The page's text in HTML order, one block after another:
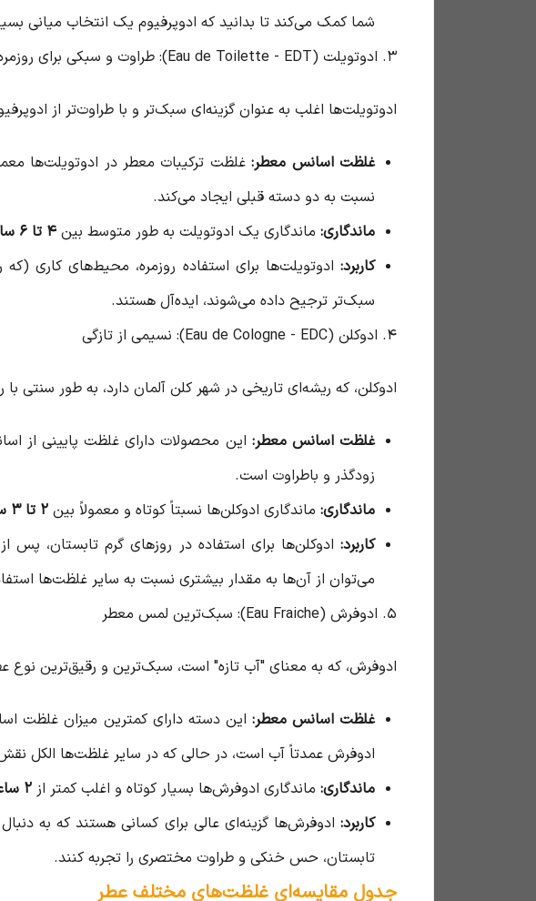
شما کمک می‌کند تا بدانید که ادوپرفیوم یک انتخاب میانی
۳. ادوتویلت (Eau de Toilette - EDT): طراوت و سبکی برای روزمره
ادوتویلت‌ها اغلب به عنوان گزینه‌ای سبک‌تر و با طراوت‌تر از
غلظت اسانس معطر:غلظت ترکیبات معطر در ادوتویلت‌ها
نسبت به دو دسته قبلی ایجاد می‌کند.
ماندگاری: ماندگاری یک ادوتویلت به طور متوسط بین ۴ تا ۶ ساعت
کاربرد: ادوتویلت‌ها برای استفاده روزمره، محیط‌های کاری
سبک‌تر ترجیح داده می‌شوند، ایده‌آل هستند.
۴. ادوکلن (Eau de Cologne - EDC): نسیمی از تازگی
ادوکلن، که ریشه‌ای تاریخی در شهر کلن آلمان دارد، به طور سنتی
غلظت اسانس معطر: این محصولات دارای غلظت پایینی از
زودگذر و باطراوت است.
ماندگاری: ماندگاری ادوکلن‌ها نسبتاً کوتاه و معمولاً بین ۲ تا ۳ ساعت
کاربرد: ادوکلن‌ها برای استفاده در روزهای گرم تابستان،
می‌توان از آن‌ها به مقدار بیشتری نسبت به سایر غلظت‌ها
۵. ادوفرش (Eau Fraiche): سبک‌ترین لمس معطر
ادوفرش، که به معنای "آب تازه" است، سبک‌ترین و رقیق‌ترین
غلظت اسانس معطر: این دسته دارای کمترین میزان غلظت
ادوفرش عمدتاً آب است، در حالی که در سایر غلظت‌ها الکل
ماندگاری: ماندگاری ادوفرش‌ها بسیار کوتاه و اغلب کمتر از ۲ ساعت
کاربرد: ادوفرش‌ها گزینه‌ای عالی برای کسانی هستند که به
تابستان، حس خنکی و طراوت مختصری را تجربه کنند.
جدول مقایسه‌ای غلظت‌های مختلف عطر